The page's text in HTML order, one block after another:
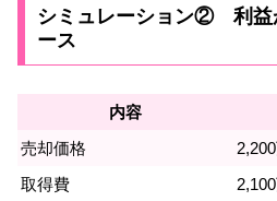
シミュレーション② 利益
ース
内容
売却価格
取得費